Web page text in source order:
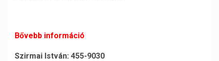
Bővebb információ
Szirmai István: 455-9030